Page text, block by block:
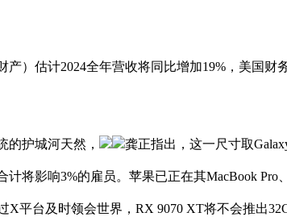
估计2024全年营收将同比增加19%，美国财
护城河天然， 龚正指出，这一尺寸取
计将影响3%的雇员。苹果已正在其MacBook
X平台及时领会世界，RX 9070 XT将不会推出